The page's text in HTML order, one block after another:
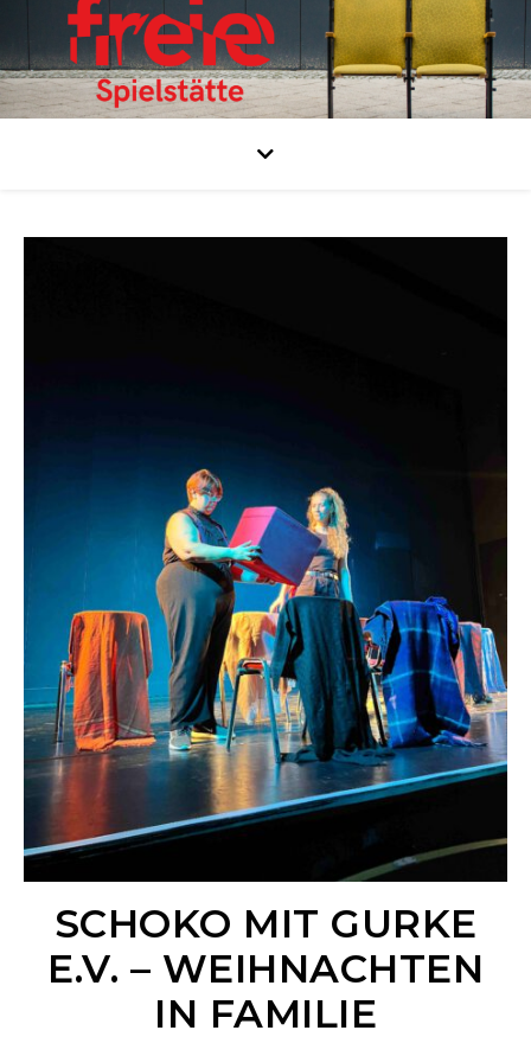
SCHOKO MIT GURKE
E.V. – WEIHNACHTEN
IN FAMILIE